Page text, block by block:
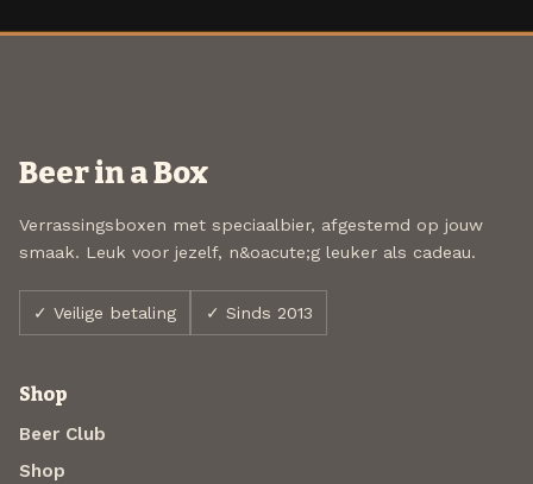
Beer in a Box
Verrassingsboxen met speciaalbier, afgestemd op jouw
smaak. Leuk voor jezelf, n&oacute;g leuker als cadeau.
✓ Veilige betaling ✓ Sinds 2013
Shop
Beer Club
Shop